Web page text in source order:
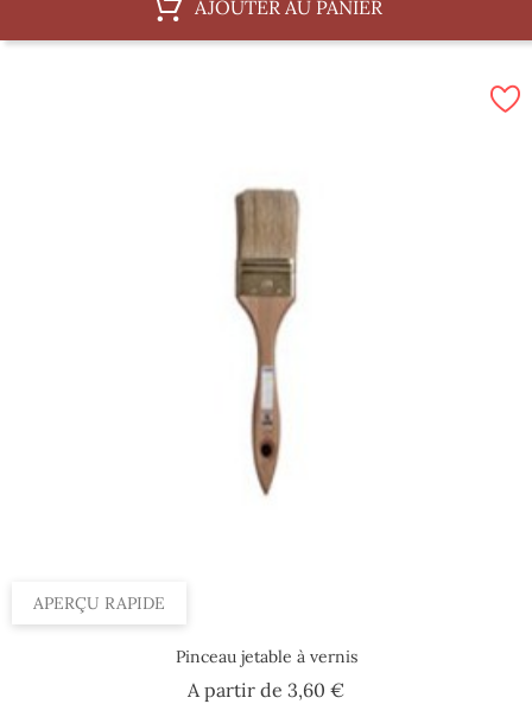
AJOUTER AU PANIER
APERÇU RAPIDE
Pinceau jetable à vernis
A partir de 3,60 €Prix